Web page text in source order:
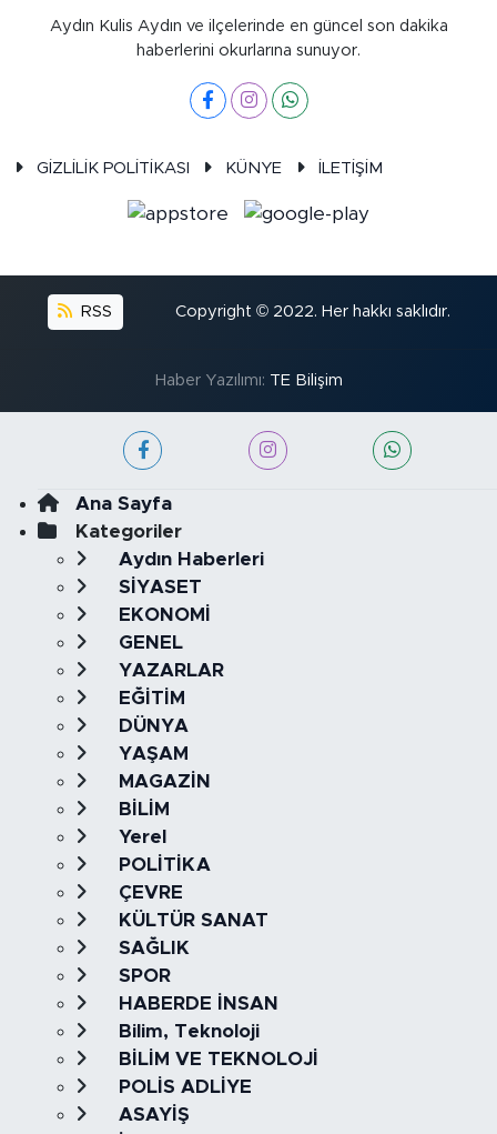
Aydın Kulis Aydın ve ilçelerinde en güncel son dakika
haberlerini okurlarına sunuyor.
GİZLİLİK POLİTİKASI KÜNYE İLETİŞİM
RSS Copyright © 2022. Her hakkı saklıdır.
Haber Yazılımı: TE Bilişim
Ana Sayfa
Kategoriler
Aydın Haberleri
SİYASET
EKONOMİ
GENEL
YAZARLAR
EĞİTİM
DÜNYA
YAŞAM
MAGAZİN
BİLİM
Yerel
POLİTİKA
ÇEVRE
KÜLTÜR SANAT
SAĞLIK
SPOR
HABERDE İNSAN
Bilim, Teknoloji
BİLİM VE TEKNOLOJİ
POLİS ADLİYE
ASAYİŞ